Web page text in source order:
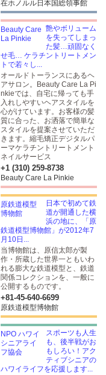
在ホノルル日本国総領事館
艶やボリューム
を失ってしまっ
た髪…頑固なく
せ毛… ケラチントリートメン
トで若々し...
オールドトーランスにあるヘ
アサロン。Beauty Care La Pi
nkieでは、自宅に帰っても手
入れしやすいヘアスタイルを
心がけています。お客様の髪
質に合った、お洒落で簡単な
スタイルを提案させていただ
きます。縮毛矯正デジタルパ
ーマケラチントリートメント
ネイルサービス
+1 (310) 259-8738
Beauty Care La Pinkie
日本で初めて鉄
道が開通した横
浜の地に、「原
鉄道模型博物館」が2012年7
月10日...
当博物館は、原信太郎が製
作・所蔵した世界一ともいわ
れる膨大な鉄道模型と、鉄道
関係コレクションを、一般に
公開するものです。
+81-45-640-6699
原鉄道模型博物館
スポーツも人生
も、後半戦がお
もしろい！アク
ティブシニアの
ハワイライフを応援します...